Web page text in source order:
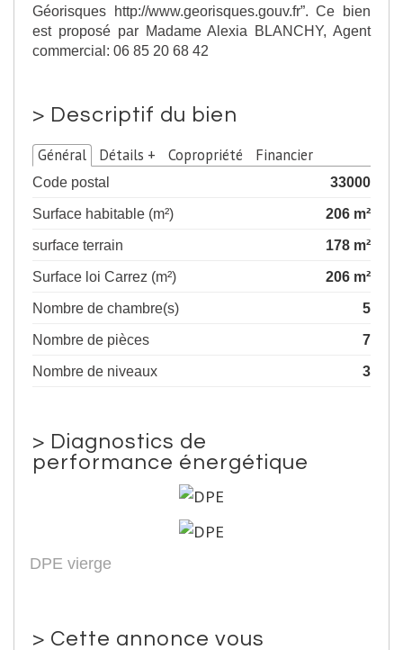
Géorisques http://www.georisques.gouv.fr”. Ce bien
est proposé par Madame Alexia BLANCHY, Agent
commercial: 06 85 20 68 42
> Descriptif du bien
Général Détails + Copropriété Financier
Code postal
33000
Surface habitable (m²)
206 m²
surface terrain
178 m²
Surface loi Carrez (m²)
206 m²
Nombre de chambre(s)
5
Nombre de pièces
7
Nombre de niveaux
3
> Diagnostics de
performance énergétique
DPE vierge
> Cette annonce vous